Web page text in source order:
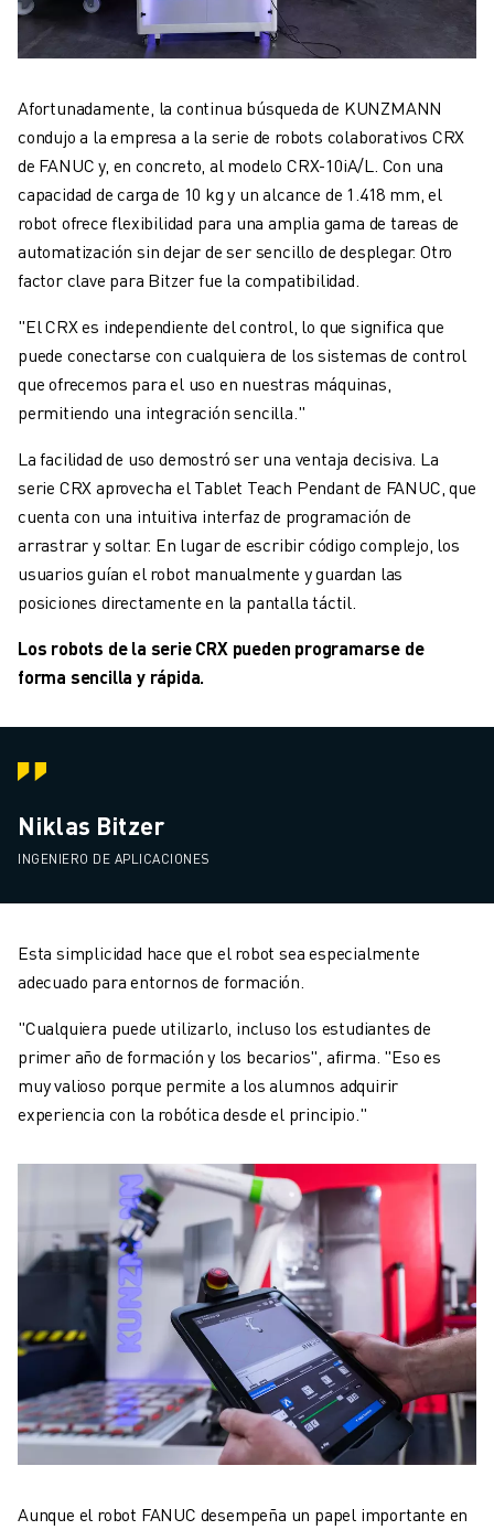
Afortunadamente, la continua búsqueda de KUNZMANN
condujo a la empresa a la serie de robots colaborativos CRX
de FANUC y, en concreto, al modelo CRX-10iA/L. Con una
capacidad de carga de 10 kg y un alcance de 1.418 mm, el
robot ofrece flexibilidad para una amplia gama de tareas de
automatización sin dejar de ser sencillo de desplegar. Otro
factor clave para Bitzer fue la compatibilidad.
"El CRX es independiente del control, lo que significa que
puede conectarse con cualquiera de los sistemas de control
que ofrecemos para el uso en nuestras máquinas,
permitiendo una integración sencilla."
La facilidad de uso demostró ser una ventaja decisiva. La
serie CRX aprovecha el Tablet Teach Pendant de FANUC, que
cuenta con una intuitiva interfaz de programación de
arrastrar y soltar. En lugar de escribir código complejo, los
usuarios guían el robot manualmente y guardan las
posiciones directamente en la pantalla táctil.
Los robots de la serie CRX pueden programarse de
forma sencilla y rápida.
Niklas Bitzer
INGENIERO DE APLICACIONES
Esta simplicidad hace que el robot sea especialmente
adecuado para entornos de formación.
"Cualquiera puede utilizarlo, incluso los estudiantes de
primer año de formación y los becarios", afirma. "Eso es
muy valioso porque permite a los alumnos adquirir
experiencia con la robótica desde el principio."
Aunque el robot FANUC desempeña un papel importante en